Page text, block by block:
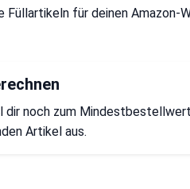
für deinen Amazon-
dir noch zum
Artikel aus.